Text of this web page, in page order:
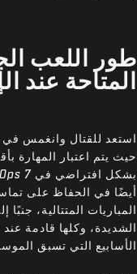
طور اللعب
المتاحة عند
استعد للقتال وانغمس
حيث يتم اعتبار المهارة
بشكل افتراضي في 7
أيضًا في الحفاظ على
المباريات المتتالية،
الشديدة، وكلها قادمة
الأسابيع التي تسبق الموسم 01 في وقت لاحق من هذا